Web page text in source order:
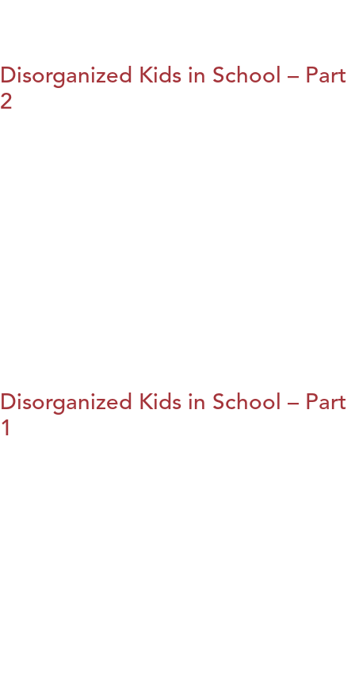
Disorganized Kids in School – Part
2
Disorganized Kids in School – Part
1